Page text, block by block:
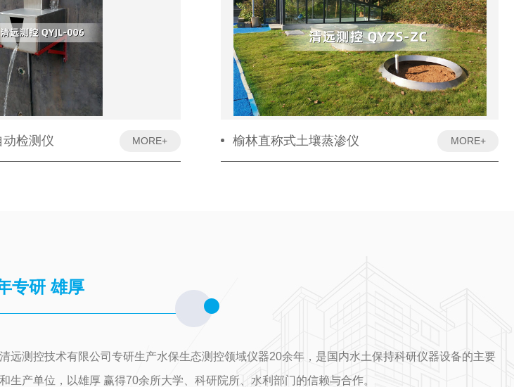
检测仪 MORE+ 榆林直称式土壤蒸渗仪 MORE+
专研 雄厚
远测控技术有限公司专研生产水保生态测控领域仪器20余年，是国内水土保持科研仪器设备的主要
生产单位，以雄厚 赢得70余所大学、科研院所、水利部门的信赖与合作。